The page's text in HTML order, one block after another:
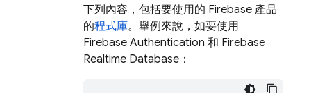
下列內容，包括要使用的 Firebase 產品
的程式庫。舉例來說，如要使用
Firebase Authentication 和 Firebase
Realtime Database ：